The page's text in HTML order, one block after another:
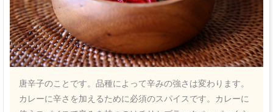
唐辛子のことです。品種によって辛みの強さは変わります。
カレーに辛さを加えるために必須のスパイスです。カレーに